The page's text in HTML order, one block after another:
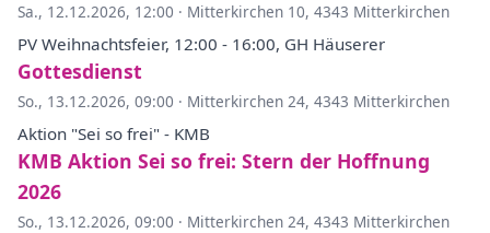
Sa., 12.12.2026, 12:00 · Mitterkirchen 10, 4343 Mitterkirchen
PV Weihnachtsfeier, 12:00 - 16:00, GH Häuserer
Gottesdienst
So., 13.12.2026, 09:00 · Mitterkirchen 24, 4343 Mitterkirchen
Aktion "Sei so frei" - KMB
KMB Aktion Sei so frei: Stern der Hoffnung
2026
So., 13.12.2026, 09:00 · Mitterkirchen 24, 4343 Mitterkirchen